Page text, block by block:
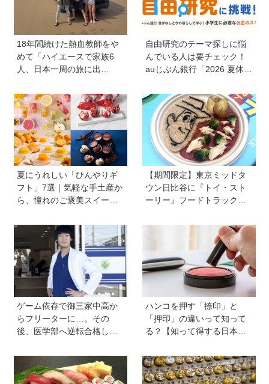
18年間続けた熱血教師をや
めて「ハイエースで家族6
人、日本一周の旅に出
きっかけに、新たな一歩を
踏み出した教師夫妻の決断
自由研究のテーマ探しに悩
んでいる人は要チェック！
auじぶん銀行「2026 夏休み
用してお金のスキルを学ぼ
う
夏にうれしい「ひんやりギ
フト」7選｜気軽な手土産か
ら、憧れのご褒美スイーツ
【期間限定】東京ミッドタ
ウン日比谷に『トイ・スト
ーリー』フードトラックが
ろをチェックしてきました
ゲーム依存で御三家中高か
らフリーターに…。その
後、医学部へ逆転合格した
経験が受験勉強に役立っ
た」そう考える背景とは
ハンコを押す「捺印」と
「押印」の違いって知って
る？【知って得する日本語